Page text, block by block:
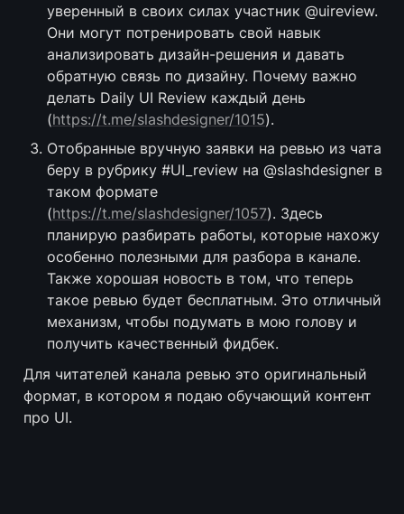
уверенный в своих силах участник @uireview.
Они могут потренировать свой навык
анализировать дизайн-решения и давать
обратную связь по дизайну. Почему важно
делать Daily UI Review каждый день
(https://t.me/slashdesigner/1015).
Отобранные вручную заявки на ревью из чата
беру в рубрику #UI_review на @slashdesigner в
таком формате
(https://t.me/slashdesigner/1057). Здесь
планирую разбирать работы, которые нахожу
особенно полезными для разбора в канале.
Также хорошая новость в том, что теперь
такое ревью будет бесплатным. Это отличный
механизм, чтобы подумать в мою голову и
получить качественный фидбек.
Для читателей канала ревью это оригинальный
формат, в котором я подаю обучающий контент
про UI.